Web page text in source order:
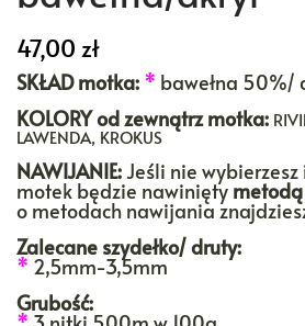
47,00 zł
SKŁAD motka: * bawełna 50%/
KOLORYod zewnątrz motka:
LAWENDA, KROKUS
NAWIJANIE: Jeśli nie
motek będzie nawinięty
o metodach nawijania
Zalecane szydełko/ druty:
* 2,5mm-3,5mm
Grubość: